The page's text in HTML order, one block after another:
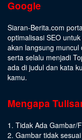
Google
Siaran-Berita.com
optimalisasi SEO
akan langsung
serta selalu menjadi
ada di judul dan kata
kamu.
Mengapa
1. Tidak Ada Gambar/
2. Gambar tidak